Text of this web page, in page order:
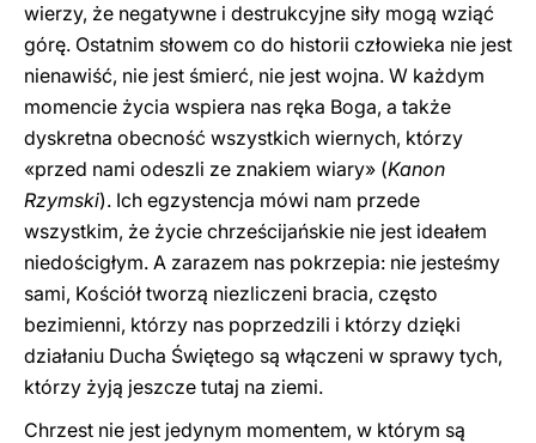
wierzy, że negatywne i destrukcyjne siły mogą wziąć
górę. Ostatnim słowem co do historii człowieka nie jest
nienawiść, nie jest śmierć, nie jest wojna. W każdym
momencie życia wspiera nas ręka Boga, a także
dyskretna obecność wszystkich wiernych, którzy
«przed nami odeszli ze znakiem wiary» (Kanon
Rzymski). Ich egzystencja mówi nam przede
wszystkim, że życie chrześcijańskie nie jest ideałem
niedościgłym. A zarazem nas pokrzepia: nie jesteśmy
sami, Kościół tworzą niezliczeni bracia, często
bezimienni, którzy nas poprzedzili i którzy dzięki
działaniu Ducha Świętego są włączeni w sprawy tych,
którzy żyją jeszcze tutaj na ziemi.
Chrzest nie jest jedynym momentem, w którym są